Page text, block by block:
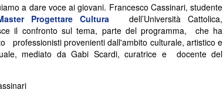
a dare voce ai giovani. Francesco Cassinari, studente
Progettare Cultura dell’Università Cattolica,
il confronto sul tema, parte del programma, che ha
professionisti provenienti dall'ambito culturale, artistico e
mediato da Gabi Scardi, curatrice e docente del